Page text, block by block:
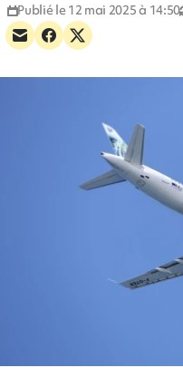
Publié le 12 mai 2025 à 14:50